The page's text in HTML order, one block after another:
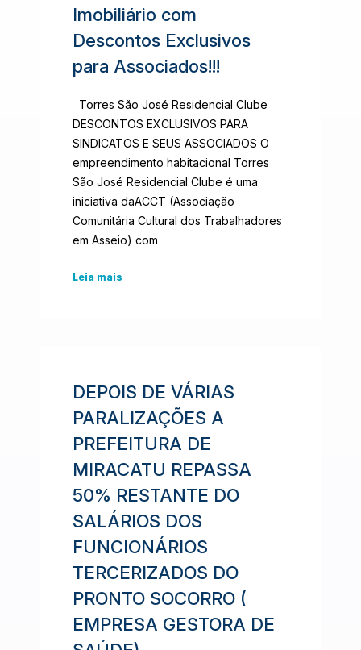
Imobiliário com
Descontos Exclusivos
para Associados!!!
Torres São José Residencial Clube
DESCONTOS EXCLUSIVOS PARA
SINDICATOS E SEUS ASSOCIADOS O
empreendimento habitacional Torres
São José Residencial Clube é uma
iniciativa daACCT (Associação
Comunitária Cultural dos Trabalhadores
em Asseio) com
Leia mais
DEPOIS DE VÁRIAS
PARALIZAÇÕES A
PREFEITURA DE
MIRACATU REPASSA
50% RESTANTE DO
SALÁRIOS DOS
FUNCIONÁRIOS
TERCERIZADOS DO
PRONTO SOCORRO (
EMPRESA GESTORA DE